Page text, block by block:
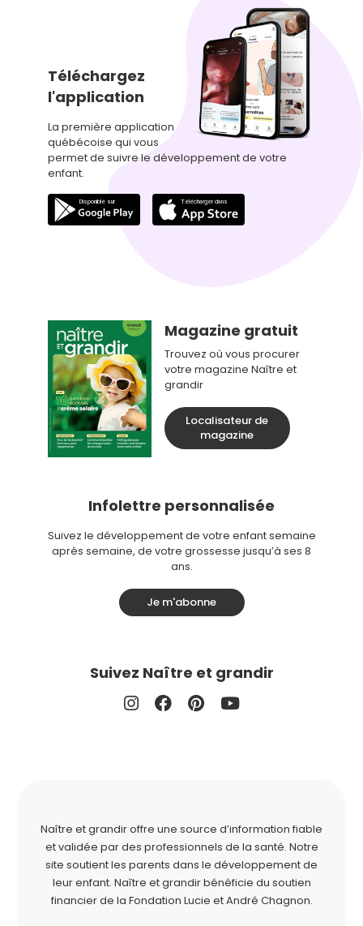
Téléchargez
l'application
La première application
québécoise qui vous
permet de suivre le développement de votre
enfant.
Magazine gratuit
Trouvez où vous procurer
votre magazine Naître et
grandir
Localisateur de
magazine
Infolettre personnalisée
Suivez le développement de votre enfant semaine
après semaine, de votre grossesse jusqu’à ses 8
ans.
Je m'abonne
Suivez Naître et grandir
Naître et grandir offre une source d’information fiable
et validée par des professionnels de la santé. Notre
site soutient les parents dans le développement de
leur enfant. Naître et grandir bénéficie du soutien
financier de la Fondation Lucie et André Chagnon.